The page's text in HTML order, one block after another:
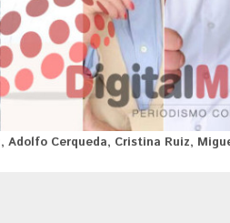
Adolfo Cerqueda, Cristina Ruiz,